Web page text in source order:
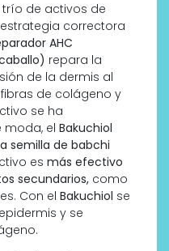
de activos de
correctora
AHC
repara la
de la dermis al
de colágeno y
se ha
moda, el Bakuchiol
semilla de babchi
es más efectivo
secundarios, como
Con el Bakuchiol se
y se